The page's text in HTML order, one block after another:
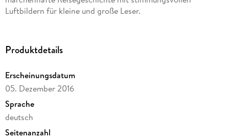
Luftbildern für kleine und große Leser.
Produktdetails
Erscheinungsdatum
05. Dezember 2016
Sprache
deutsch
Seitenanzahl